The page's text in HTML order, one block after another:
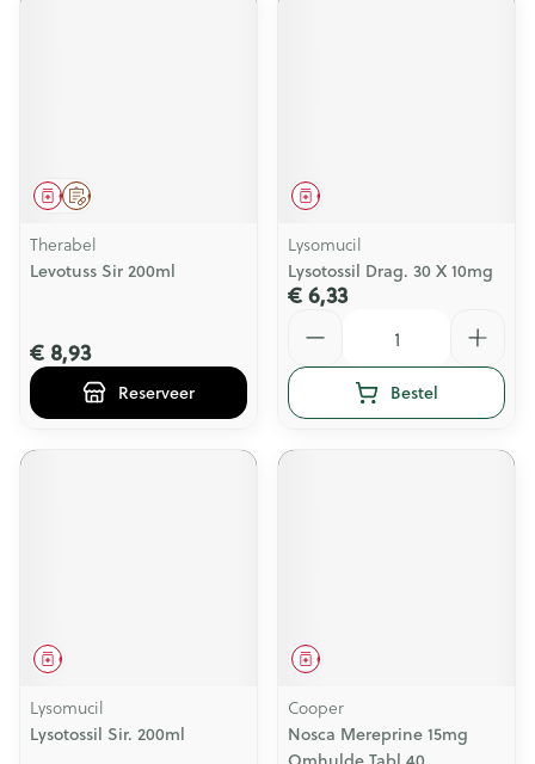
Op voorschrift
Geneesmiddel
Therabel
Levotuss Sir 200ml
€ 8,93
Reserveer
Geneesmiddel
Lysomucil
Lysotossil Drag. 30 X 10mg
€ 6,33
Bestel
Geneesmiddel
Lysomucil
Lysotossil Sir. 200ml
Geneesmiddel
Cooper
Nosca Mereprine 15mg